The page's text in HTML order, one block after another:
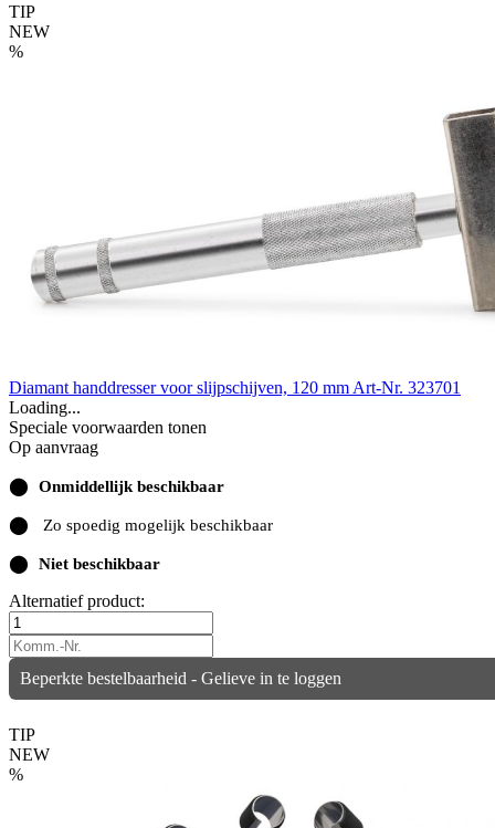
TIP
NEW
%
Diamant handdresser voor slijpschijven, 120 mm Art-Nr. 323701
Loading...
Speciale voorwaarden tonen
Op aanvraag
⬤ Onmiddellijk beschikbaar
⬤ Zo spoedig mogelijk beschikbaar
⬤ Niet beschikbaar
Alternatief product:
Beperkte bestelbaarheid - Gelieve in te loggen
TIP
NEW
%